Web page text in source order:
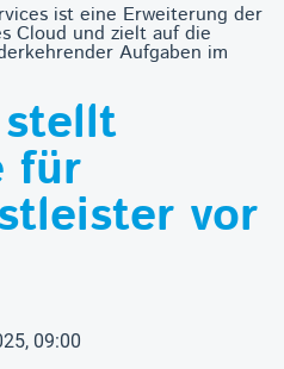
ist eine Erweiterung der
Cloud und zielt auf die
Aufgaben im
für
vor
09:00